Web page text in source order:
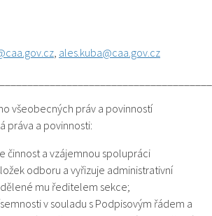
, ales.kuba@caa.gov.cz
všeobecných práv a povinností
práva a povinnosti:
činnost a vzájemnou spolupráci
odboru a vyřizuje administrativní
mu ředitelem sekce;
v souladu s Podpisovým řádem a